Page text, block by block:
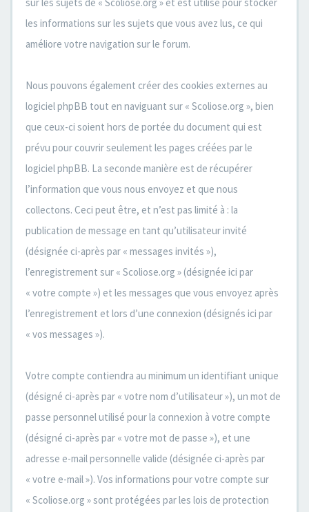
les informations sur les sujets que vous avez lus, ce qui
améliore votre navigation sur le forum.
Nous pouvons également créer des cookies externes au
logiciel phpBB tout en naviguant sur « Scoliose.org », bien
que ceux-ci soient hors de portée du document qui est
prévu pour couvrir seulement les pages créées par le
logiciel phpBB. La seconde manière est de récupérer
l’information que vous nous envoyez et que nous
collectons. Ceci peut être, et n’est pas limité à : la
publication de message en tant qu’utilisateur invité
(désignée ci-après par « messages invités »),
l’enregistrement sur « Scoliose.org » (désignée ici par
« votre compte ») et les messages que vous envoyez après
l’enregistrement et lors d’une connexion (désignés ici par
« vos messages »).
Votre compte contiendra au minimum un identifiant unique
(désigné ci-après par « votre nom d’utilisateur »), un mot de
passe personnel utilisé pour la connexion à votre compte
(désigné ci-après par « votre mot de passe »), et une
adresse e-mail personnelle valide (désignée ci-après par
« votre e-mail »). Vos informations pour votre compte sur
« Scoliose.org » sont protégées par les lois de protection